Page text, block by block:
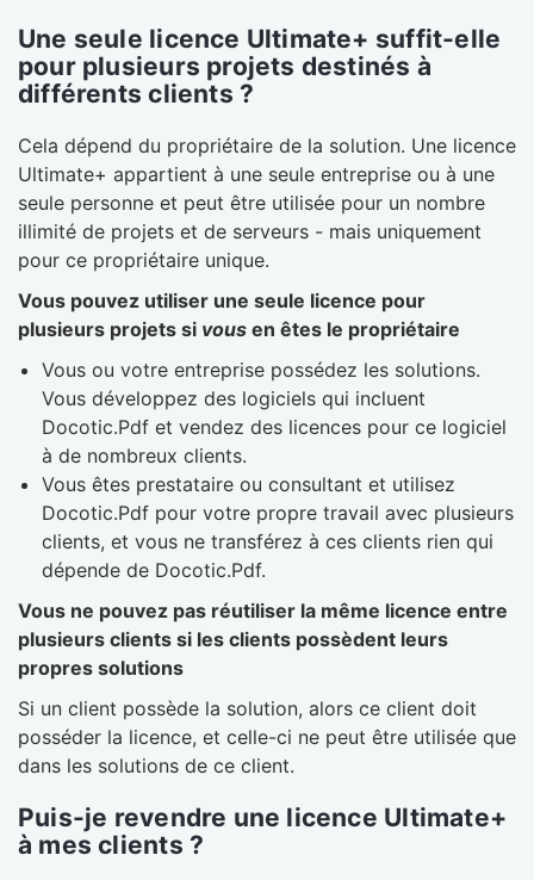
Une seule licence Ultimate+ suffit-elle
pour plusieurs projets destinés à
différents clients ?
Cela dépend du propriétaire de la solution. Une licence
Ultimate+ appartient à une seule entreprise ou à une
seule personne et peut être utilisée pour un nombre
illimité de projets et de serveurs - mais uniquement
pour ce propriétaire unique.
Vous pouvez utiliser une seule licence pour
plusieurs projets si vous en êtes le propriétaire
Vous ou votre entreprise possédez les solutions.
Vous développez des logiciels qui incluent
Docotic.Pdf et vendez des licences pour ce logiciel
à de nombreux clients.
Vous êtes prestataire ou consultant et utilisez
Docotic.Pdf pour votre propre travail avec plusieurs
clients, et vous ne transférez à ces clients rien qui
dépende de Docotic.Pdf.
Vous ne pouvez pas réutiliser la même licence entre
plusieurs clients si les clients possèdent leurs
propres solutions
Si un client possède la solution, alors ce client doit
posséder la licence, et celle-ci ne peut être utilisée que
dans les solutions de ce client.
Puis-je revendre une licence Ultimate+
à mes clients ?